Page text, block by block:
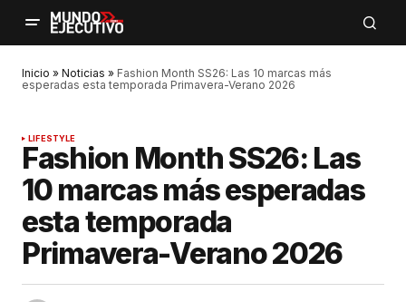
Inicio » Noticias » Fashion Month SS26: Las 10 marcas más
esperadas esta temporada Primavera-Verano 2026
LIFESTYLE
Fashion Month SS26: Las
10 marcas más esperadas
esta temporada
Primavera-Verano 2026